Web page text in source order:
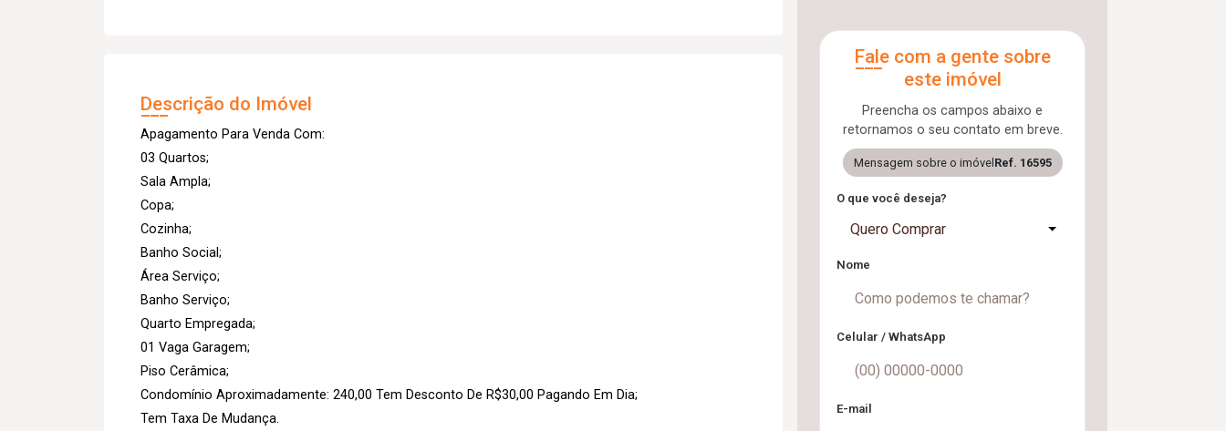
Descrição do Imóvel
Apagamento Para Venda Com:
03 Quartos;
Sala Ampla;
Copa;
Cozinha;
Banho Social;
Área Serviço;
Banho Serviço;
Quarto Empregada;
01 Vaga Garagem;
Piso Cerâmica;
Condomínio Aproximadamente: 240,00 Tem Desconto De R$30,00 Pagando Em Dia;
Tem Taxa De Mudança.
Fale com a gente sobre
este imóvel
Preencha os campos abaixo e
retornamos o seu contato em breve.
Mensagem sobre o imóvel Ref. 16595
O que você deseja?
Quero Comprar
Nome
Celular / WhatsApp
E-mail